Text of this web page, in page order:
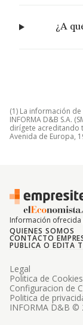
¿A
(1) La información
INFORMA D&B S.A.
dirígete acreditando
Avenida de Europa,
Información
QUIENES SOMOS
CONTACTO
PUBLICA O EDITA
INFORMA D&B ©
Legal
Politica de Cookies
Configuracion de
Politica de